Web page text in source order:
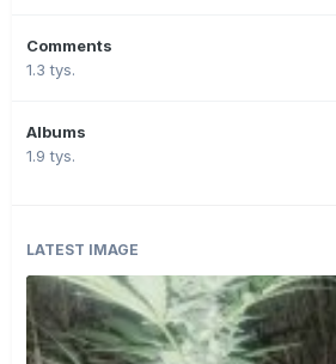
Comments
1.3 tys.
Albums
1.9 tys.
LATEST IMAGE